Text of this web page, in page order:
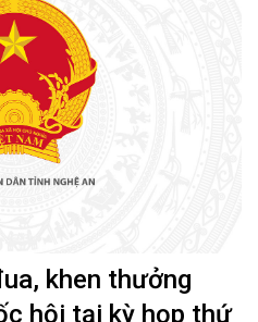
khen thưởng
hội tại kỳ họp thứ